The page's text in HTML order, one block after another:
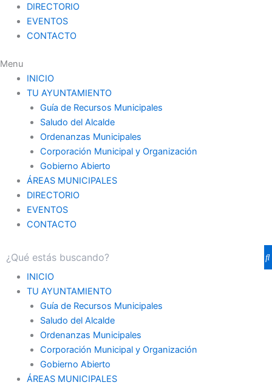
DIRECTORIO
EVENTOS
CONTACTO
Menu
INICIO
TU AYUNTAMIENTO
Guía de Recursos Municipales
Saludo del Alcalde
Ordenanzas Municipales
Corporación Municipal y Organización
Gobierno Abierto
ÁREAS MUNICIPALES
DIRECTORIO
EVENTOS
CONTACTO
INICIO
TU AYUNTAMIENTO
Guía de Recursos Municipales
Saludo del Alcalde
Ordenanzas Municipales
Corporación Municipal y Organización
Gobierno Abierto
ÁREAS MUNICIPALES